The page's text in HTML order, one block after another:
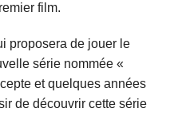
film.
proposera de jouer le
série nommée «
et quelques années
de découvrir cette série